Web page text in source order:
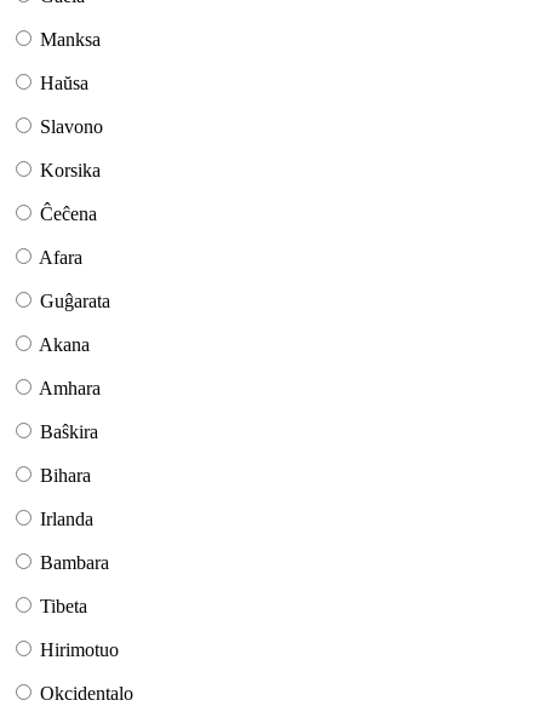
Manksa
Haŭsa
Slavono
Korsika
Ĉeĉena
Afara
Guĝarata
Akana
Amhara
Baŝkira
Bihara
Irlanda
Bambara
Tibeta
Hirimotuo
Okcidentalo